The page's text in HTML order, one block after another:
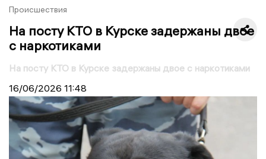
Происшествия
На посту КТО в Курске задержаны двое
с наркотиками
На посту КТО в Курске задержаны двое с наркотиками
16/06/2026 11:48